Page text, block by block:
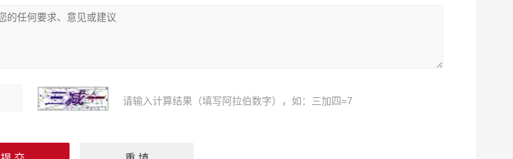
请输入计算结果（填写阿拉伯数字），如：三加四=7